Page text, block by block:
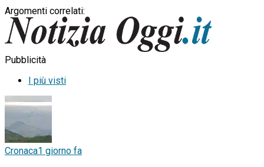
Argomenti correlati:
Pubblicità
I più visti
Cronaca1 giorno fa